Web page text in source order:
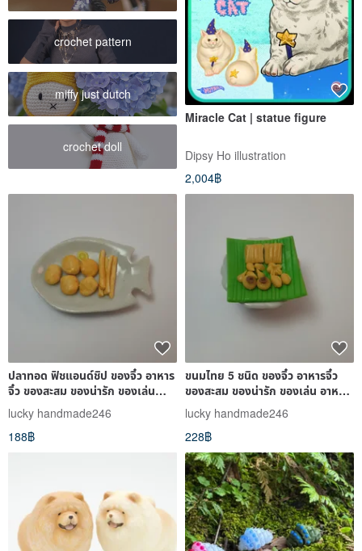
crochet pattern
miffy just dutch
crochet doll
Miracle Cat | statue figure
Dipsy Ho illustration
2,004฿
ปลาทอด ฟิชแอนด์ชิป ของจิ๋ว อาหาร
จิ๋ว ของสะสม ของน่ารัก ของเล่น
อาหารจำลอง
lucky handmade246
188฿
ขนมไทย 5 ชนิด ของจิ๋ว อาหารจิ๋ว
ของสะสม ของน่ารัก ของเล่น อาหาร
จำลอง
lucky handmade246
228฿